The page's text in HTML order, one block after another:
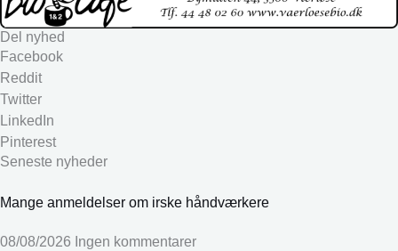
Del nyhed
Facebook
Reddit
Twitter
LinkedIn
Pinterest
Seneste nyheder
Mange anmeldelser om irske håndværkere
08/08/2026 Ingen kommentarer